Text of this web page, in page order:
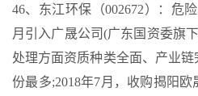
46、东江环保（002672）：危
月引入广晟公司(广东国资委旗
处理方面资质种类全面、产业
份最多;2018年7月，收购揭阳